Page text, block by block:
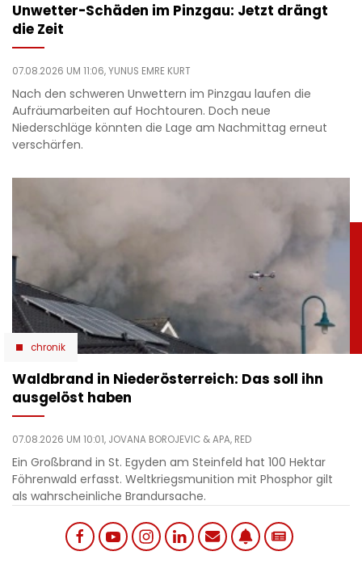
Unwetter-Schäden im Pinzgau: Jetzt drängt
die Zeit
07.08.2026 UM 11:06,YUNUS EMRE KURT
Nach den schweren Unwettern im Pinzgau laufen die
Aufräumarbeiten auf Hochtouren. Doch neue
Niederschläge könnten die Lage am Nachmittag erneut
verschärfen.
chronik
Waldbrand in Niederösterreich: Das soll ihn
ausgelöst haben
07.08.2026 UM 10:01, JOVANA BOROJEVIC & APA, RED
Ein Großbrand in St. Egyden am Steinfeld hat 100 Hektar
Föhrenwald erfasst. Weltkriegsmunition mit Phosphor gilt
als wahrscheinliche Brandursache.